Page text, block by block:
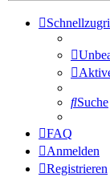
Suche
FAQ
Anmelden
Registrieren